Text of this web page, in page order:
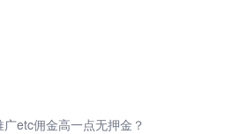
etc佣金高一点无押金？